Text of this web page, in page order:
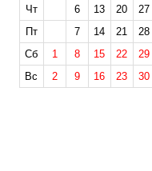
Чт
6 13 20
27
Пт
7 14 21
28
Сб
1 8 15 22
29
Вс
2 9 16 23 30